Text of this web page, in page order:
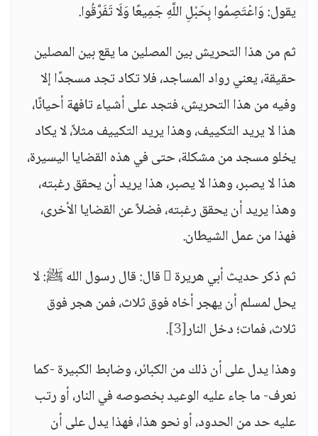
يقول: وَاعْتَصِمُوا بِحَبْلِ اللَّهِ جَمِيعًا وَلَا تَفَرَّقُوا.
ثم من هذا التحريش بين المصلين ما يقع بين المصلين
حقيقة، يعني رواد المساجد، فلا تكاد تجد مسجدًا إلا
وفيه من هذا التحريش، فتجد على أشياء تافهة أحيانًا،
هذا لا يريد التكييف، وهذا يريد التكييف مثلاً، لا يكاد
يخلو مسجد من مشكلة، حتى في هذه القضايا اليسيرة،
هذا لا يصبر، وهذا لا يصبر، هذا يريد أن يحقق رغبته،
وهذا يريد أن يحقق رغبته، فضلاً عن القضايا الأخرى،
فهذا من عمل الشيطان.
ثم ذكر حديث أبي هريرة  قال: قال رسول الله ﷺ: لا
يحل لمسلم أن يهجر أخاه فوق ثلاث، فمن هجر فوق
ثلاث، فمات؛ دخل النار[3]
.
وهذا يدل على أن ذلك من الكبائر، وضابط الكبيرة -كما
نعرف- ما جاء عليه الوعيد بخصوصه في النار، أو رتب
عليه حد من الحدود، أو نحو هذا، فهذا يدل على أن